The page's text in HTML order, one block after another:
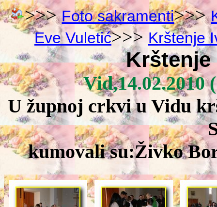
>>>Foto sakramenti>>>
Eve Vuletić>>> Krštenje
Krštenje
U župnoj crkvi u Vidu
kumovali su:Živko